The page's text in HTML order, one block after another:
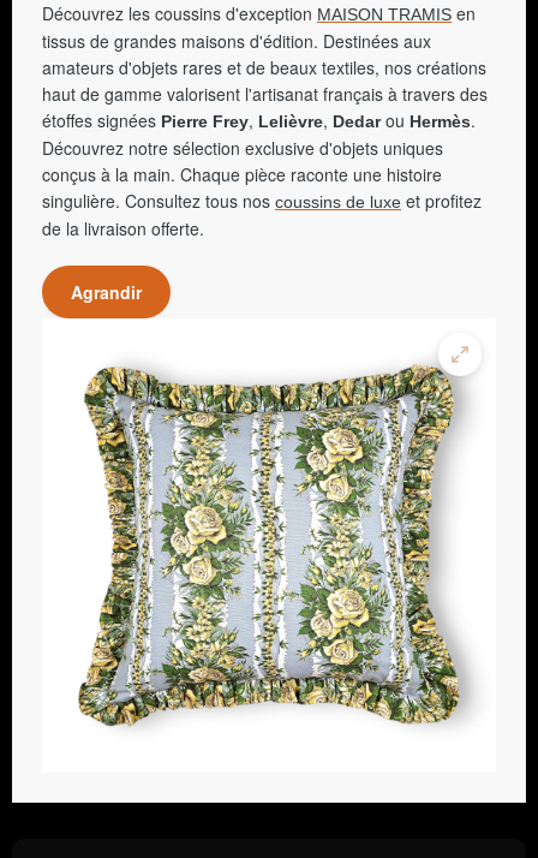
Découvrez les coussins d'exception MAISON TRAMIS en
tissus de grandes maisons d'édition. Destinées aux
amateurs d'objets rares et de beaux textiles, nos créations
haut de gamme valorisent l'artisanat français à travers des
étoffes signées Pierre Frey, Lelièvre, Dedarou Hermès.
Découvrez notre sélection exclusive d'objets uniques
conçus à la main. Chaque pièce raconte une histoire
singulière. Consultez tous nos coussins de luxe et profitez
de la livraison offerte.
Agrandir